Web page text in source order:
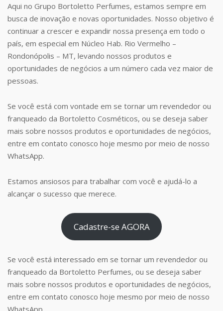
Aqui no Grupo Bortoletto Perfumes, estamos sempre em
busca de inovação e novas oportunidades. Nosso objetivo é
continuar a crescer e expandir nossa presença em todo o
país, em especial em Núcleo Hab. Rio Vermelho –
Rondonópolis – MT, levando nossos produtos e
oportunidades de negócios a um número cada vez maior de
pessoas.
Se você está com vontade em se tornar um revendedor ou
franqueado da Bortoletto Cosméticos, ou se deseja saber
mais sobre nossos produtos e oportunidades de negócios,
entre em contato conosco hoje mesmo por meio de nosso
WhatsApp.
Estamos ansiosos para trabalhar com você e ajudá-lo a
alcançar o sucesso que merece.
Cadastre-se AGORA
Se você está interessado em se tornar um revendedor ou
franqueado da Bortoletto Perfumes, ou se deseja saber
mais sobre nossos produtos e oportunidades de negócios,
entre em contato conosco hoje mesmo por meio de nosso